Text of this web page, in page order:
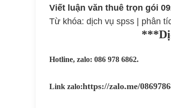
Viết luận văn thuê trọn gói
Từ khóa: dịch vụ spss | phân
Hotline, zalo: 086 978 6862.
Link zalo:https://zalo.me/